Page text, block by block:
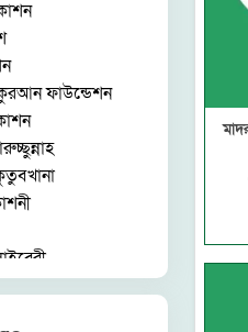
ফাউন্ডেশন
ফাউন্ডেশন